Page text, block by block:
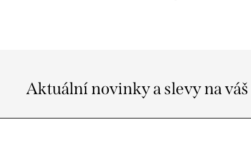
Aktuální novinky a slevy na